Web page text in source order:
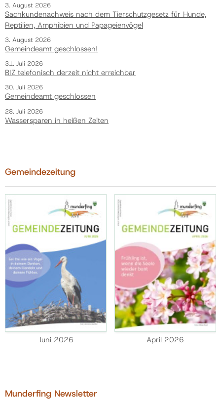
3. August 2026
Sachkundenachweis nach dem Tierschutzgesetz für Hunde,
Reptilien, Amphibien und Papageienvögel
3. August 2026
Gemeindeamt geschlossen!
31. Juli 2026
BIZ telefonisch derzeit nicht erreichbar
30. Juli 2026
Gemeindeamt geschlossen
28. Juli 2026
Wassersparen in heißen Zeiten
Gemeindezeitung
Juni 2026 April 2026
Munderfing Newsletter